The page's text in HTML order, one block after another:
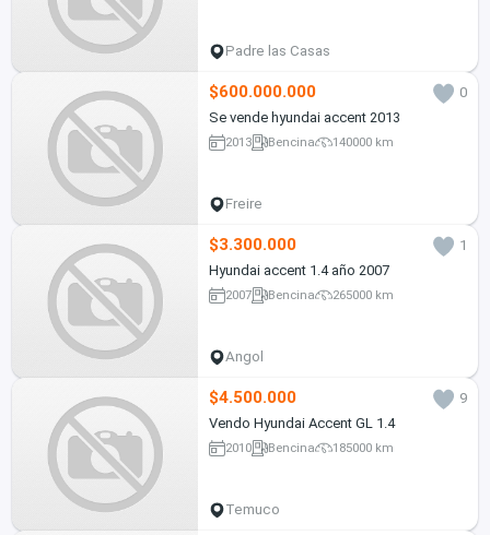
Padre las Casas
$600.000.000
0
Se vende hyundai accent 2013
2013 Bencina 140000 km
Freire
$3.300.000
1
Hyundai accent 1.4 año 2007
2007 Bencina 265000 km
Angol
$4.500.000
9
Vendo Hyundai Accent GL 1.4
2010 Bencina 185000 km
Temuco